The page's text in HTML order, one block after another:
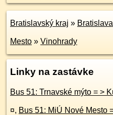
Bratislavský kraj » Bratislava
Mesto » Vinohrady
Linky na zastávke
¤,